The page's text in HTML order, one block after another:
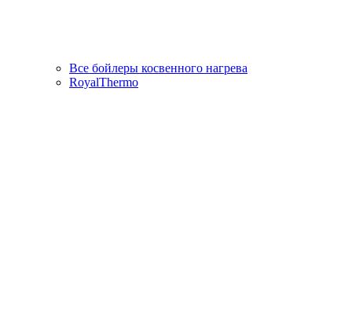
Все бойлеры косвенного нагрева
RoyalThermo